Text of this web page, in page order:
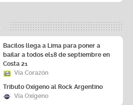
Bacilos llega a Lima para poner a
bailar a todos el18 de septiembre en
Costa 21
Vía Corazón
Tributo Oxígeno al Rock Argentino
Vía Oxígeno